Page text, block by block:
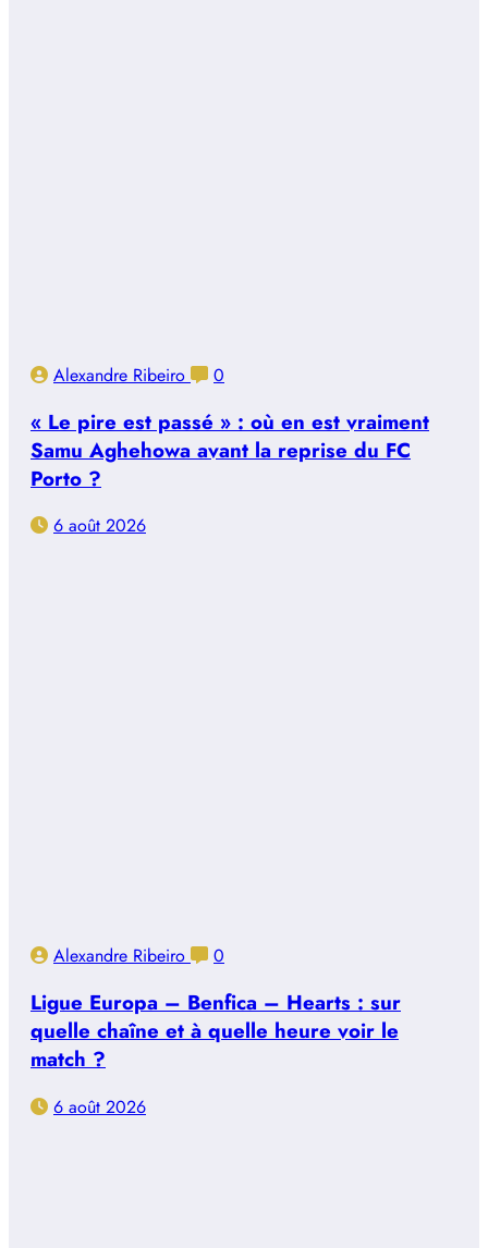
Alexandre Ribeiro 0
« Le pire est passé » : où en est vraiment
Samu Aghehowa avant la reprise du FC
Porto ?
6 août 2026
Alexandre Ribeiro 0
Ligue Europa – Benfica – Hearts : sur
quelle chaîne et à quelle heure voir le
match ?
6 août 2026